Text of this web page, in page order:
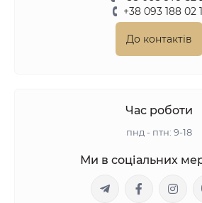
+38 093 188 02
До контактів
Час роботи
пнд - птн: 9-18
Ми в соціальних